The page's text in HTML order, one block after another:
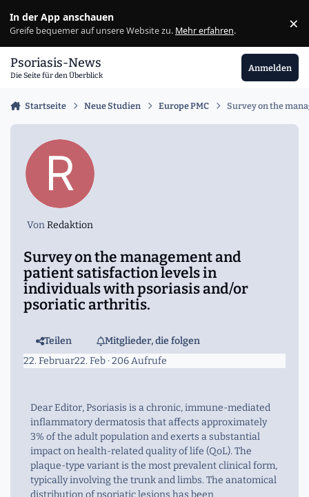
In der App anschauen
Greife bequemer auf unsere Website zu. Mehr erfahren. ×
Psoriasis-News
Die Seite für den Überblick
Anmelden
Startseite Neue Studien Europe PMC Survey on the
VonRedaktion
Survey on the management and
patient satisfaction levels in
individuals with psoriasis and/or
psoriatic arthritis.
Teilen
Mitglieder, die folgen
22. Februar22. Feb· 206 Aufrufe
Dear Editor, Psoriasis is a chronic, immune-mediated
inflammatory dermatosis that affects approximately
3% of the adult population and exerts a substantial
impact on health-related quality of life (QoL). The
plaque-type variant is the most prevalent clinical form,
typically involving the trunk and limbs. The anatomical
distribution of psoriatic lesions has been